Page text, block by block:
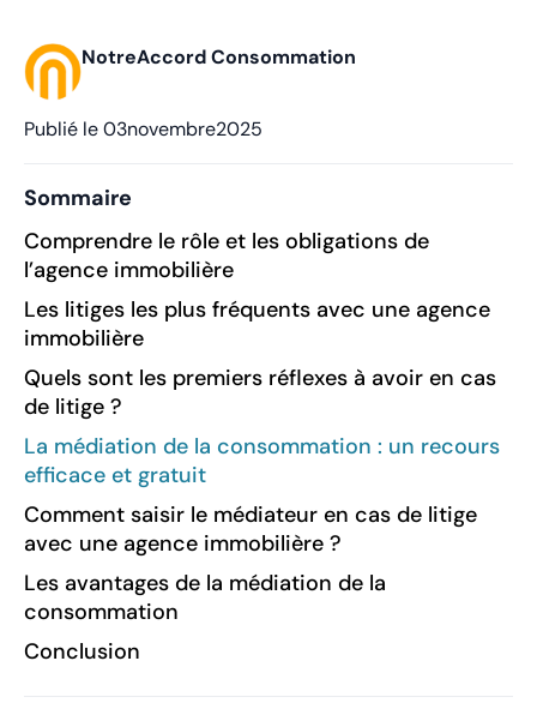
NotreAccord Consommation
Publié le03novembre2025
Sommaire
‍Comprendre le rôle et les obligations de
l’agence immobilière
Les litiges les plus fréquents avec une agence
immobilière
Quels sont les premiers réflexes à avoir en cas
de litige ?
La médiation de la consommation : un recours
efficace et gratuit
Comment saisir le médiateur en cas de litige
avec une agence immobilière ?
Les avantages de la médiation de la
consommation
Conclusion